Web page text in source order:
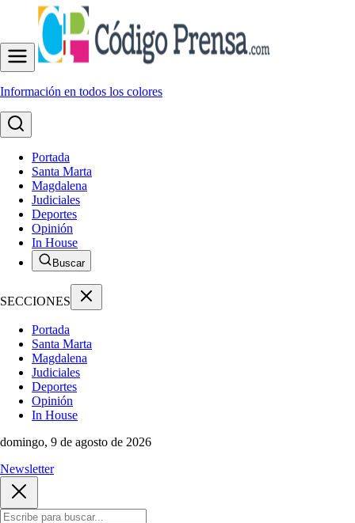
Información en todos los colores
Portada
Santa Marta
Magdalena
Judiciales
Deportes
Opinión
In House
Buscar
SECCIONES
Portada
Santa Marta
Magdalena
Judiciales
Deportes
Opinión
In House
domingo, 9 de agosto de 2026
Newsletter